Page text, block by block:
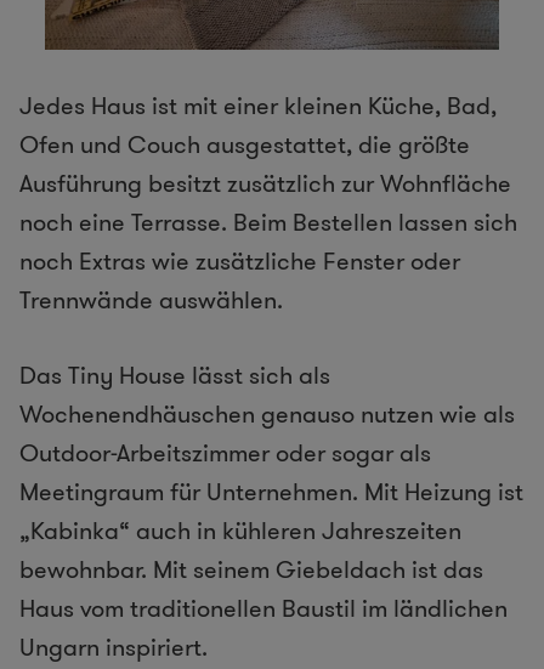
Jedes Haus ist mit einer kleinen Küche, Bad,
Ofen und Couch ausgestattet, die größte
Ausführung besitzt zusätzlich zur Wohnfläche
noch eine Terrasse. Beim Bestellen lassen sich
noch Extras wie zusätzliche Fenster oder
Trennwände auswählen.
Das Tiny House lässt sich als
Wochenendhäuschen genauso nutzen wie als
Outdoor-Arbeitszimmer oder sogar als
Meetingraum für Unternehmen. Mit Heizung ist
„Kabinka“ auch in kühleren Jahreszeiten
bewohnbar. Mit seinem Giebeldach ist das
Haus vom traditionellen Baustil im ländlichen
Ungarn inspiriert.